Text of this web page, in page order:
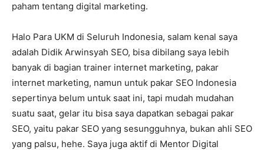
paham tentang digital marketing.
Halo Para UKM di Seluruh Indonesia, salam kenal saya
adalah Didik Arwinsyah SEO, bisa dibilang saya lebih
banyak di bagian trainer internet marketing, pakar
internet marketing, namun untuk pakar SEO Indonesia
sepertinya belum untuk saat ini, tapi mudah mudahan
suatu saat, gelar itu bisa saya dapatkan sebagai pakar
SEO, yaitu pakar SEO yang sesungguhnya, bukan ahli SEO
yang palsu, hehe. Saya juga aktif di Mentor Digital